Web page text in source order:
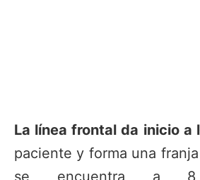
La línea frontal da inicio a
paciente y forma una
se encuentra a 8